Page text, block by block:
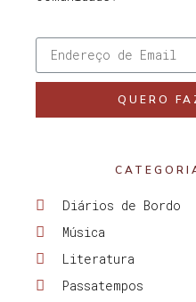
QUERO
Diários de Bordo
Música
Literatura
Passatempos